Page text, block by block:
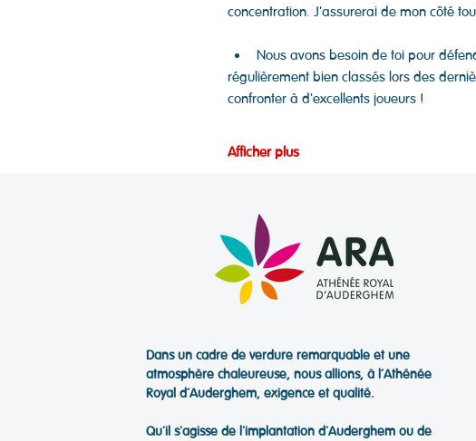
concentration. J'assurerai de mon côté
Nous avons besoin de toi pour
régulièrement bien classés lors des
confronter à d'excellents joueurs !
Afficher plus
Dans un cadre de verdure remarquable et une
atmosphère chaleureuse, nous allions, à l’Athénée
Royal d’Auderghem, exigence et qualité.
Qu'il s'agisse de l'implantation d'Auderghem ou de